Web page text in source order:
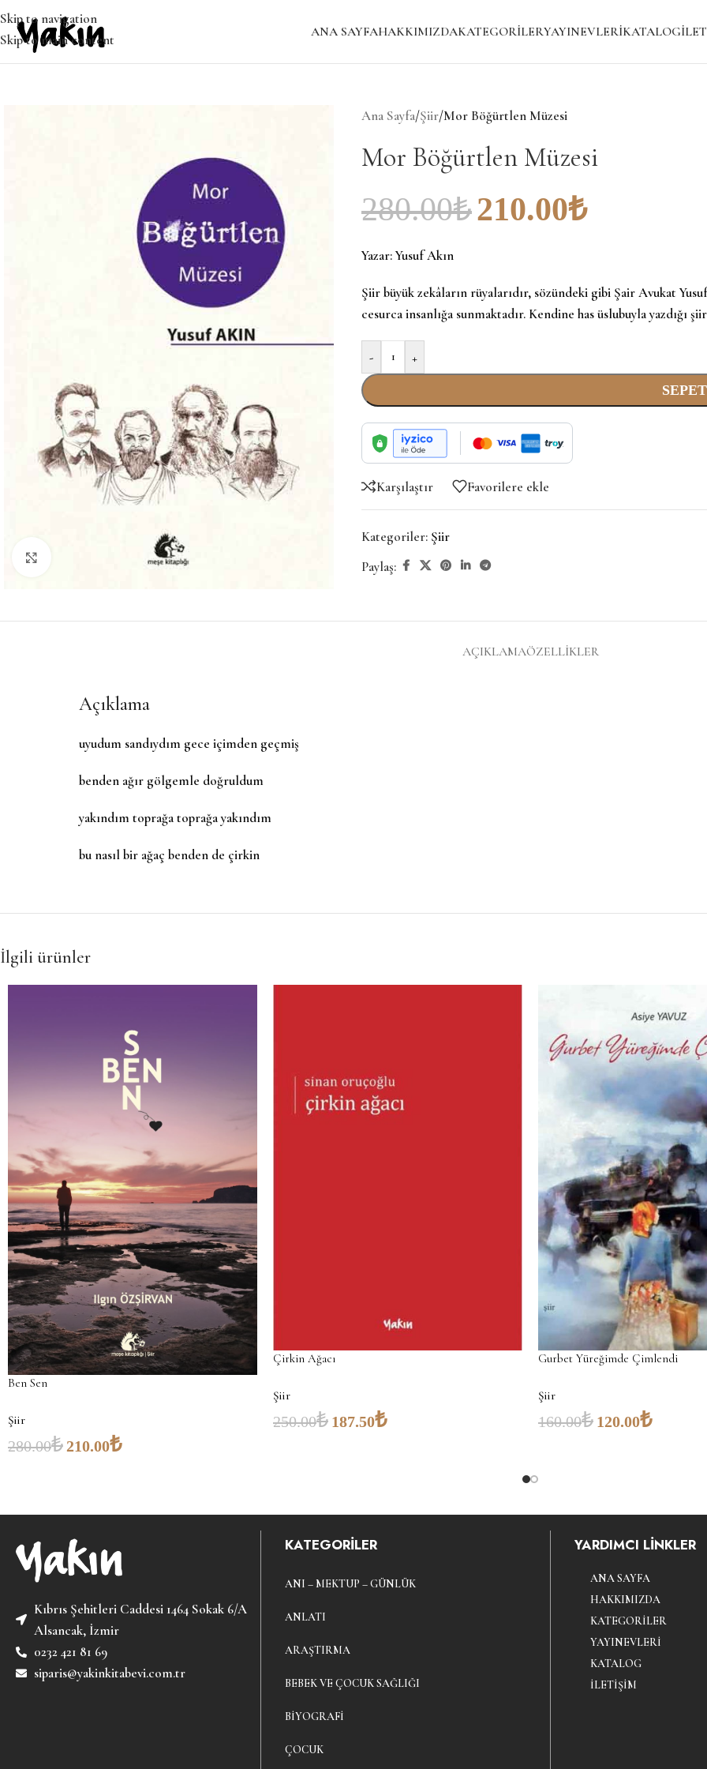
Skip to navigation
Skip to main content
ANA SAYFAHAKKIMIZDAKATEGORILERYAYINEVLERIKATALOG
Büyütmek için tıklayın
Ana Sayfa/Şiir/Mor Böğürtlen Müzesi
Mor Böğürtlen Müzesi
280.00₺210.00₺
Yazar:Yusuf Akın
Şiir büyük zekâların rüyalarıdır, sözündeki gibi Şair Avukat
cesurca insanlığa sunmaktadır. Kendine has üslubuyla
- +
Karşılaştır Favorilere ekle
Kategoriler: Şiir
Paylaş:
AÇIKLAMAÖZELLIKLER
Açıklama
uyudum sandıydım gece içimden geçmiş
benden ağır gölgemle doğruldum
yakındım toprağa toprağa yakındım
bu nasıl bir ağaç benden de çirkin
İlgili ürünler
Ben Sen
Şiir
280.00₺210.00₺
Çirkin Ağacı
Şiir
250.00₺ 187.50₺
Gurbet Yüreğimde Çimlendi
Şiir
160.00₺ 120.00₺
Kıbrıs Şehitleri Caddesi 1464 Sokak 6/A
Alsancak, İzmir
0232 421 81 69
siparis@yakinkitabevi.com.tr
KATEGORİLER
ANI – MEKTUP – GÜNLÜK
ANLATI
ARAŞTIRMA
BEBEK VE ÇOCUK SAĞLIĞI
BIYOGRAFI
ÇOCUK
YARDIMCI LİNKLER
ANA SAYFA
HAKKIMIZDA
KATEGORILER
YAYINEVLERI
KATALOG
İLETIŞIM